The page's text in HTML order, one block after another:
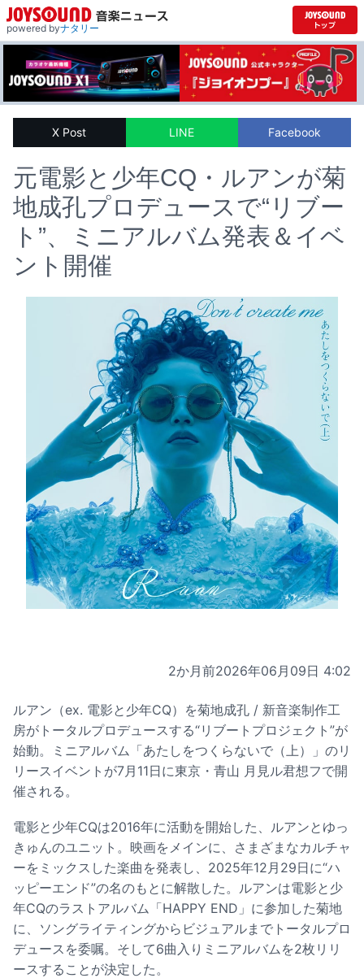
powered byナタリー
X Post LINE Facebook
元電影と少年CQ・ルアンが菊
地成孔プロデュースで“リブー
ト”、ミニアルバム発表＆イベ
ント開催
2か月前2026年06月09日 4:02
ルアン（ex. 電影と少年CQ）を菊地成孔 / 新音楽制作工
房がトータルプロデュースする“リブートプロジェクト”が
始動。ミニアルバム「あたしをつくらないで（上）」のリ
リースイベントが7月11日に東京・青山 月見ル君想フで開
催される。
電影と少年CQは2016年に活動を開始した、ルアンとゆっ
きゅんのユニット。映画をメインに、さまざまなカルチャ
ーをミックスした楽曲を発表し、2025年12月29日に“ハ
ッピーエンド”の名のもとに解散した。ルアンは電影と少
年CQのラストアルバム「HAPPY END」に参加した菊地
に、ソングライティングからビジュアルまでトータルプロ
デュースを委嘱。そして6曲入りミニアルバムを2枚リリ
ースすることが決定した。